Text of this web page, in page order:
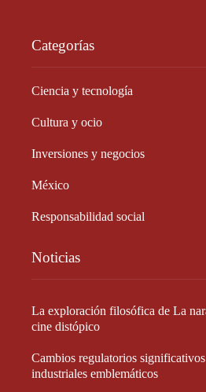
Categorías
Ciencia y tecnología
Cultura y ocio
Inversiones y negocios
México
Responsabilidad social
Noticias
La exploración filosófica de La
cine distópico
Cambios regulatorios
industriales emblemáticos